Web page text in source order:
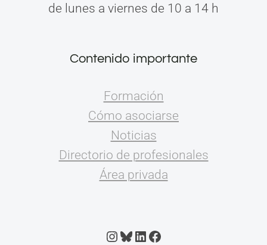
de lunes a viernes de 10 a 14 h
Contenido importante
Formación
Cómo asociarse
Noticias
Directorio de profesionales
Área privada
Instagram
Bluesky
LinkedIn
Facebook